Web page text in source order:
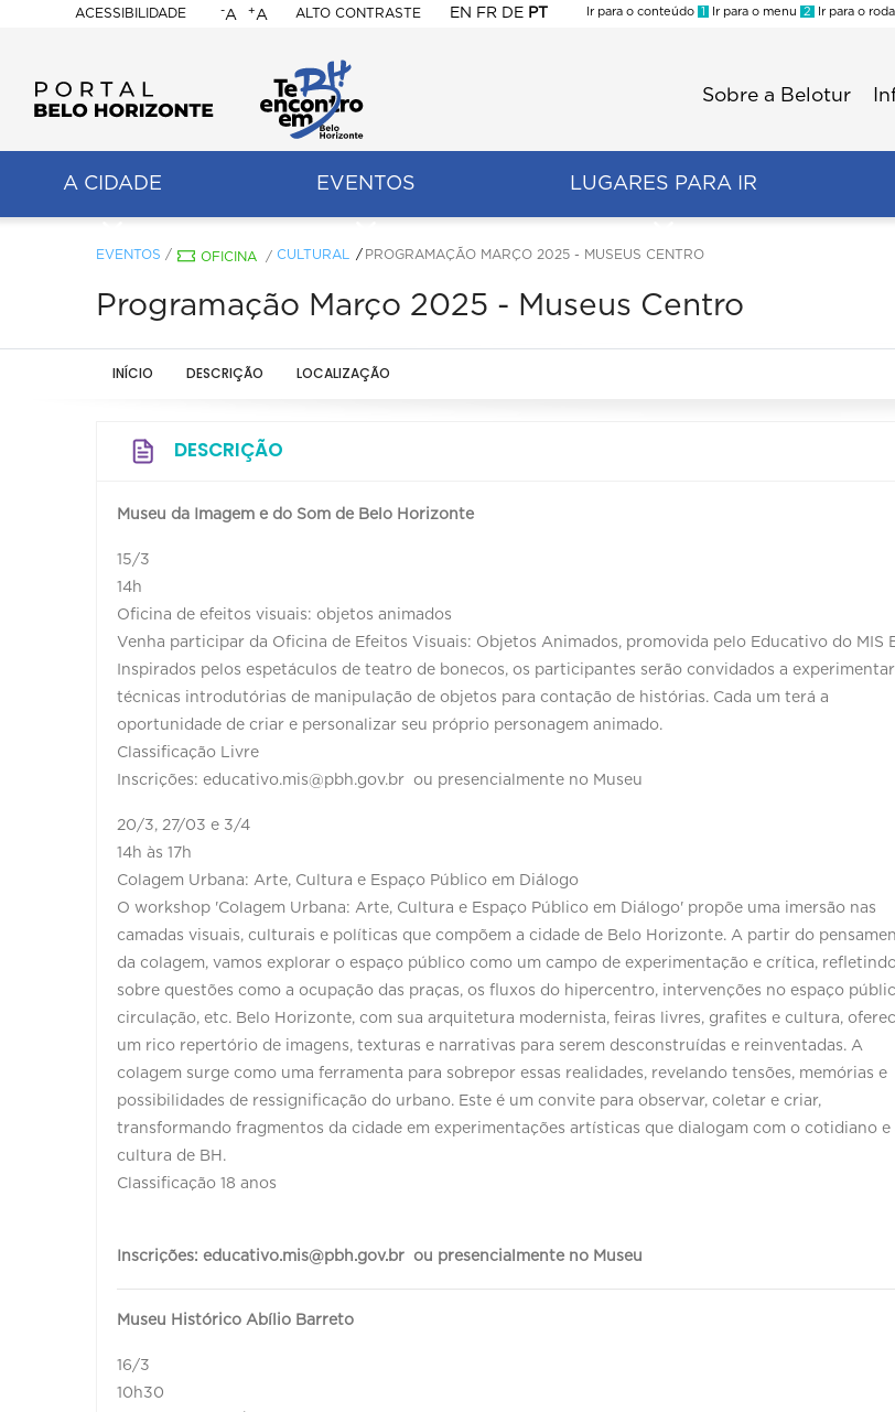
ACESSIBILIDADE
BELO
HORIZONTE
-A +A ALTO CONTRASTE EN FR DE PT
Ir para o conteúdo 1 Ir para o menu 2 Ir para o
Sobre a Belotur
A CIDADE EVENTOS LUGARES PARA IR
EVENTOS / OFICINA / CULTURAL PROGRAMAÇÃO MARÇO 2025 - MUSEUS CENTRO
Programação Março 2025 - Museus Centro
INÍCIO DESCRIÇÃO LOCALIZAÇÃO
DESCRIÇÃO
Museu da Imagem e do Som de Belo Horizonte
15/3
14h
Oficina de efeitos visuais: objetos animados
Venha participar da Oficina de Efeitos Visuais: Objetos Animados, promovida pelo Educativo do MIS
Inspirados pelos espetáculos de teatro de bonecos, os participantes serão convidados a
técnicas introdutórias de manipulação de objetos para contação de histórias. Cada um terá a
oportunidade de criar e personalizar seu próprio personagem animado.
Classificação Livre
Inscrições: educativo.mis@pbh.gov.br ou presencialmente no Museu
20/3, 27/03 e 3/4
14h às 17h
Colagem Urbana: Arte, Cultura e Espaço Público em Diálogo
O workshop 'Colagem Urbana: Arte, Cultura e Espaço Público em Diálogo' propõe uma imersão nas
camadas visuais, culturais e políticas que compõem a cidade de Belo Horizonte. A partir do
da colagem, vamos explorar o espaço público como um campo de experimentação e crítica,
sobre questões como a ocupação das praças, os fluxos do hipercentro, intervenções no espaço
circulação, etc. Belo Horizonte, com sua arquitetura modernista, feiras livres, grafites e cultura,
um rico repertório de imagens, texturas e narrativas para serem desconstruídas e reinventadas. A
colagem surge como uma ferramenta para sobrepor essas realidades, revelando tensões, memórias e
possibilidades de ressignificação do urbano. Este é um convite para observar, coletar e criar,
transformando fragmentos da cidade em experimentações artísticas que dialogam com o cotidiano e
cultura de BH.
Classificação 18 anos
Inscrições: educativo.mis@pbh.gov.br ou presencialmente no Museu
Museu Histórico Abílio Barreto
16/3
10h30